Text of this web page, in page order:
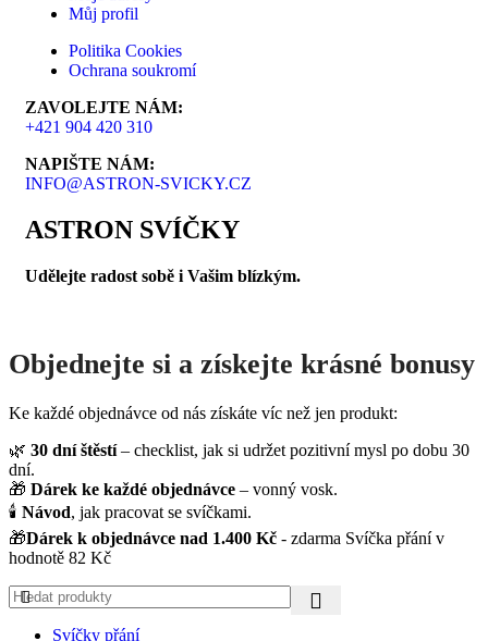
Můj profil
Politika Cookies
Ochrana soukromí
ZAVOLEJTE NÁM:
+421 904 420 310
NAPIŠTE NÁM:
INFO@ASTRON-SVICKY.CZ
ASTRON SVÍČKY
Udělejte radost sobě i Vašim blízkým.
Objednejte si a získejte krásné bonusy
Ke každé objednávce od nás získáte víc než jen produkt:
🌿 30 dní štěstí– checklist, jak si udržet pozitivní mysl po dobu 30
dní.
🎁 Dárek ke každé objednávce – vonný vosk.
🕯️ Návod, jak pracovat se svíčkami.
🎁Dárek k objednávce nad 1.400 Kč - zdarma Svíčka přání v
hodnotě 82 Kč
Svíčky přání